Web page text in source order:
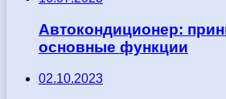
Автокондиционер:
основные функции
02.10.2023